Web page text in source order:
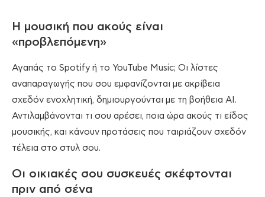
Η μουσική που ακούς είναι
«προβλεπόμενη»
Αγαπάς το Spotify ή το YouTube Music; Οι λίστες
αναπαραγωγής που σου εμφανίζονται με ακρίβεια
σχεδόν ενοχλητική, δημιουργούνται με τη βοήθεια AI.
Αντιλαμβάνονται τι σου αρέσει, ποια ώρα ακούς τι είδος
μουσικής, και κάνουν προτάσεις που ταιριάζουν σχεδόν
τέλεια στο στυλ σου.
Οι οικιακές σου συσκευές σκέφτονται
πριν από σένα